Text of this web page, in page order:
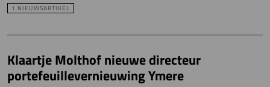
1 NIEUWSARTIKEL
Klaartje Molthof nieuwe directeur
portefeuillevernieuwing Ymere